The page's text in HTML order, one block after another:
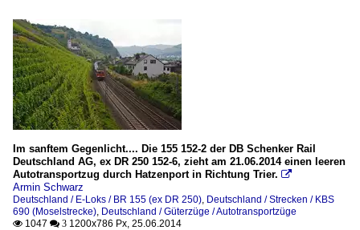
Im sanftem Gegenlicht.... Die 155 152-2 der DB Schenker Rail
Deutschland AG, ex DR 250 152-6, zieht am 21.06.2014 einen leeren
Autotransportzug durch Hatzenport in Richtung Trier. 
Armin Schwarz
Deutschland / E-Loks / BR 155 (ex DR 250), Deutschland / Strecken / KBS
690 (Moselstrecke), Deutschland / Güterzüge / Autotransportzüge
 1047  3 1200x786 Px, 25.06.2014